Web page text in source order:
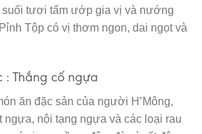
tươi tẩm ướp gia vị và nướng
Tộp có vị thơm ngon, dai ngọt và
: Thắng cố ngựa
ăn đặc sản của người H’Mông,
nội tạng ngựa và các loại rau